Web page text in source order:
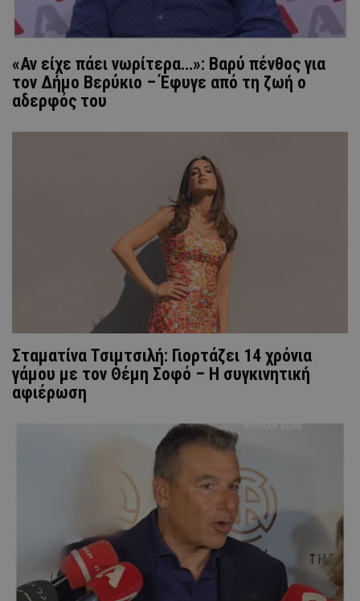
«Αν είχε πάει νωρίτερα…»: Βαρύ πένθος για
τον Δήμο Βερύκιο – Έφυγε από τη ζωή ο
αδερφός του
Σταματίνα Τσιμτσιλή: Γιορτάζει 14 χρόνια
γάμου με τον Θέμη Σοφό – Η συγκινητική
αφιέρωση